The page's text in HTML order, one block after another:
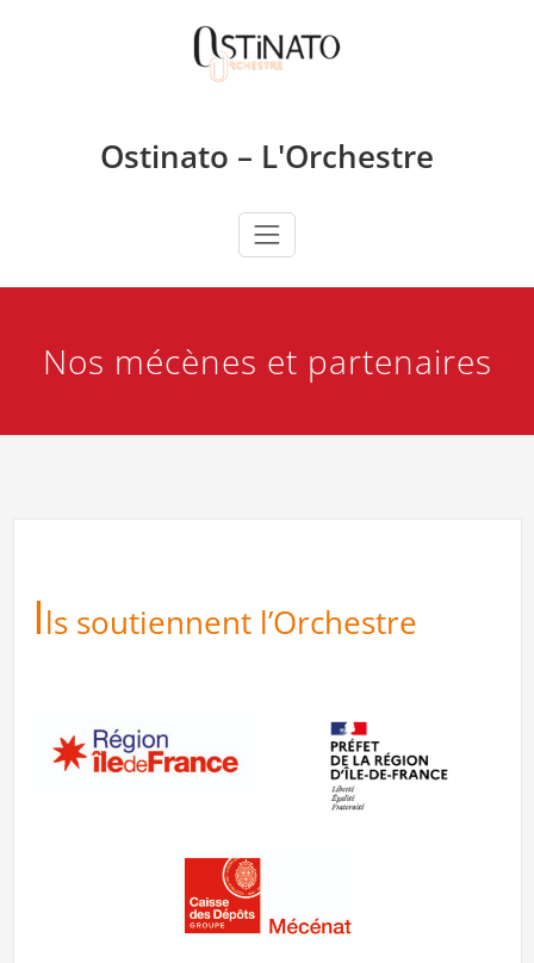
Ostinato – L'Orchestre
Nos mécènes et partenaires
Ils soutiennent l’Orchestre